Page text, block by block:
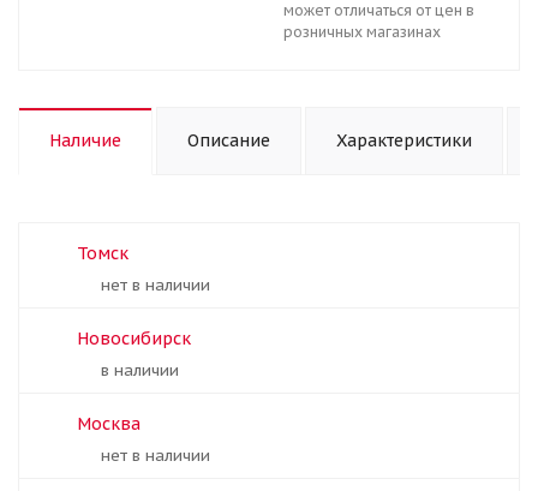
может отличаться от цен в
розничных магазинах
Наличие Описание Характеристики
Томск
Нет в наличии
Новосибирск
В наличии
Москва
Нет в наличии